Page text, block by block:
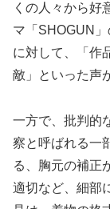
くの人々から好
マ「SHOGUN
に対して、「作
敵」といった声
一方で、批判的
察と呼ばれる一
る、胸元の補正
適切など、細部